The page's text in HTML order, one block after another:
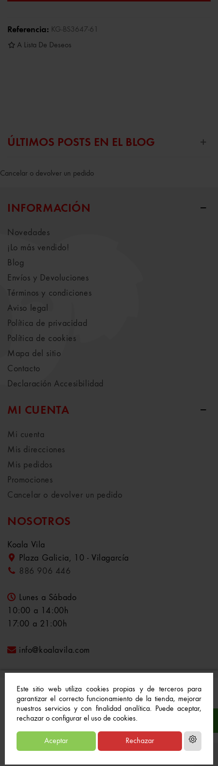
Este sitio web utiliza cookies propias y de terceros para
garantizar el correcto funcionamiento de la tienda, mejorar
nuestros servicios y con finalidad analítica. Puede aceptar,
rechazar o configurar el uso de cookies.
Aceptar Rechazar
Referencia: KG-BS3647-61
A Lista De Deseos
ÚLTIMOS POSTS EN EL BLOG
Cancelar o devolver un pedido
INFORMACIÓN
Novedades
¡Lo más vendido!
Blog
Envíos y Devoluciones
Términos y condiciones
Aviso legal
Política de privacidad
Política de cookies
Mapa del sitio
Contacto
Declaración Accesibilidad
MI CUENTA
Mi cuenta
Mis direcciones
Mis pedidos
Promociones
Cancelar o devolver un pedido
NOSOTROS
Koala Vila
Plaza Galicia, 10 - Vilagarcía
886 906 446
Lunes a Sábado
10:00 a 14:00h
17:00 a 21:00h
info@koalavila.com
© 2021-2022 Koala Vila™. Todos los derechos